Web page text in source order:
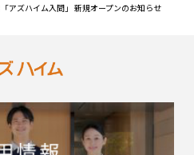
アズハイム入間」 新規オープンのお知らせ